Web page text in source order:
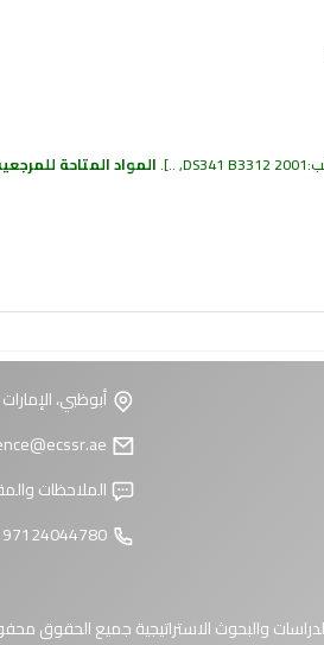
DS341 B3312 2001, ..
.المواد المتاحة
أبوظبي،
الملاحظات